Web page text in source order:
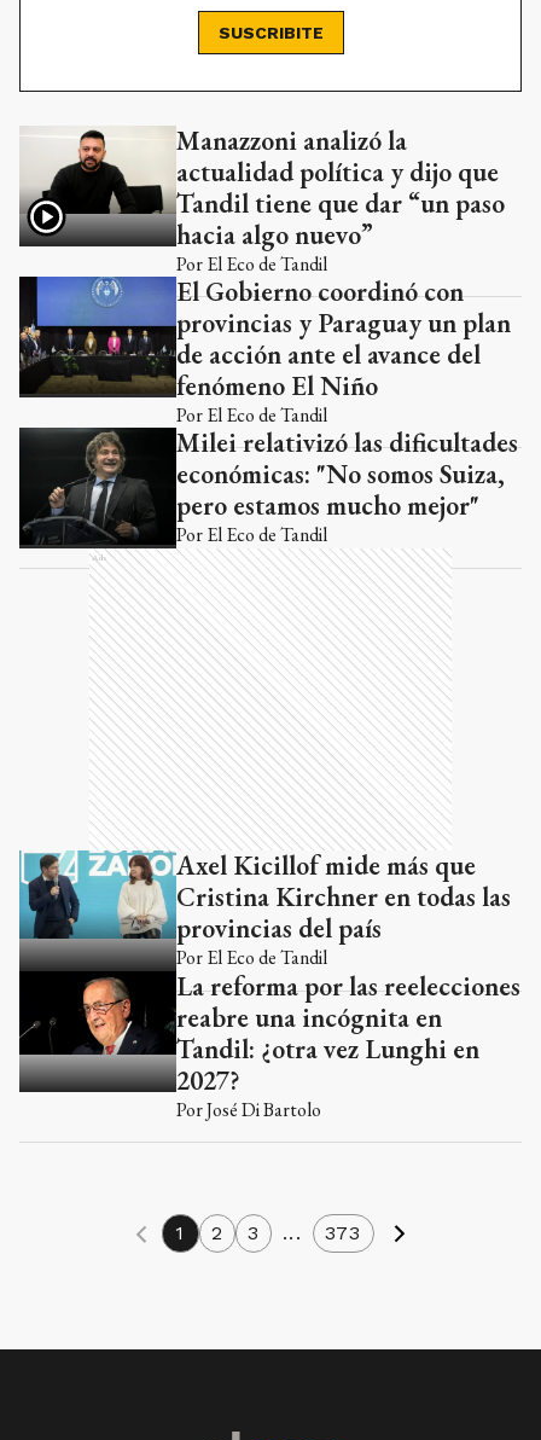
SUSCRIBITE
Manazzoni analizó la
actualidad política y dijo que
Tandil tiene que dar “un paso
hacia algo nuevo”
PorEl Eco de Tandil
El Gobierno coordinó con
provincias y Paraguay un plan
de acción ante el avance del
fenómeno El Niño
PorEl Eco de Tandil
Milei relativizó las dificultades
económicas: "No somos Suiza,
pero estamos mucho mejor"
PorEl Eco de Tandil
Ads
Axel Kicillof mide más que
Cristina Kirchner en todas las
provincias del país
PorEl Eco de Tandil
La reforma por las reelecciones
reabre una incógnita en
Tandil: ¿otra vez Lunghi en
2027?
PorJosé Di Bartolo
1 2 3 ... 373